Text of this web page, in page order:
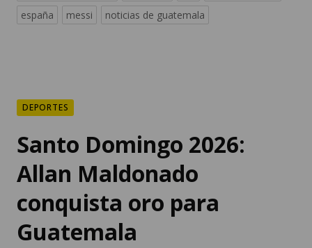
españa
messi noticias de guatemala
DEPORTES
Santo Domingo 2026:
Allan Maldonado
conquista oro para
Guatemala